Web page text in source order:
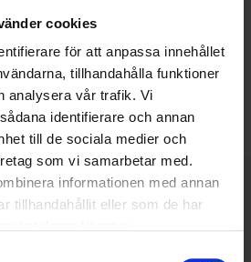
cookies
för att anpassa innehållet
tillhandahålla funktioner
analysera vår trafik. Vi
identifierare och annan
till de sociala medier och
som vi samarbetar med.
informationen med annan
tillhandahållit eller som de har
morgontidningar som kunder –
Som enda aktör i Norden
24/7. Läs mer om våra